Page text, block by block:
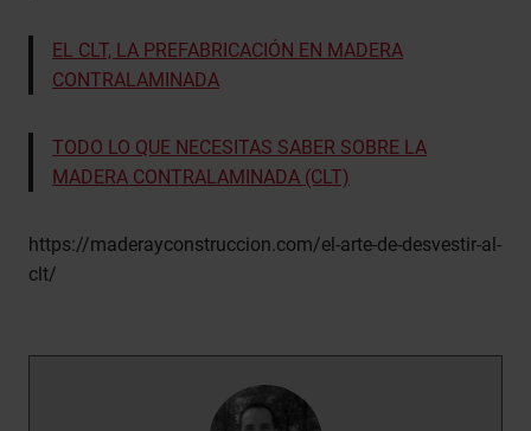
EL CLT, LA PREFABRICACIÓN EN MADERA
CONTRALAMINADA
TODO LO QUE NECESITAS SABER SOBRE LA
MADERA CONTRALAMINADA (CLT)
https://maderayconstruccion.com/el-arte-de-desvestir-al-
clt/